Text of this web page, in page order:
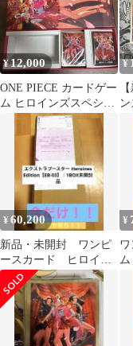
¥12,000
ONE PIECE カードゲー
ム ヒロインズスペシャ
ルセット
¥
¥60,200
新品・未開封 ワンピ
ースカード ヒロイン
ズエディションスペシ
ャルセット
¥